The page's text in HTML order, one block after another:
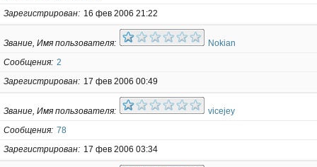
Зарегистрирован
16 фев 2006 21:22
Звание, Имя пользователя
Nokian
Сообщения 2
Зарегистрирован
17 фев 2006 00:49
Звание, Имя пользователя
vicejey
Сообщения 78
Зарегистрирован
17 фев 2006 03:34